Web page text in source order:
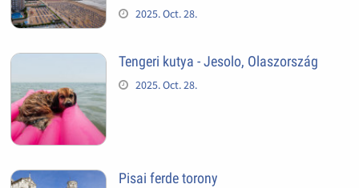
2025. Oct. 28.
Tengeri kutya - Jesolo, Olaszország
2025. Oct. 28.
Pisai ferde torony